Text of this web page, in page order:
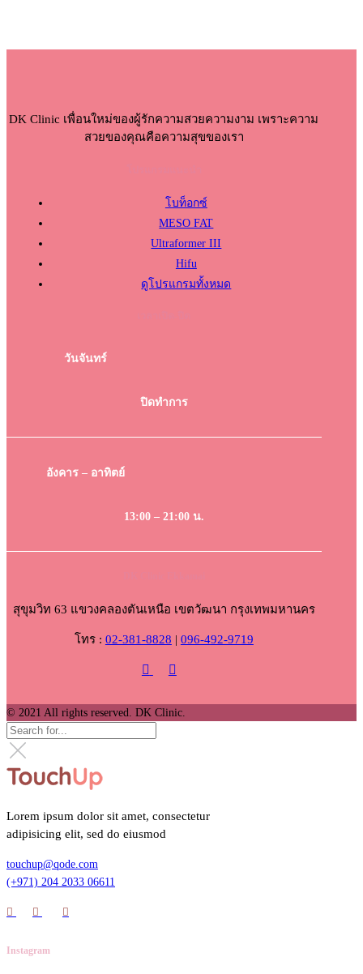
DK Clinic เพื่อนใหม่ของผู้รักความสวยความงาม เพราะความ
สวยของคุณคือความสุขของเรา
โบท็อกซ์
MESO FAT
Ultraformer III
Hifu
ดูโปรแกรมทั้งหมด
วันจันทร์
ปิดทำการ
อังคาร – อาทิตย์
13:00 – 21:00 น.
สุขุมวิท 63 แขวงคลองตันเหนือ เขตวัฒนา กรุงเทพมหานคร
โทร : 02-381-8828 | 096-492-9719
© 2021 All rights reserved. DK Clinic.
Lorem ipsum dolor sit amet, consectetur
adipisicing elit, sed do eiusmod
touchup@qode.com
(+971) 204 2033 06611
Instagram